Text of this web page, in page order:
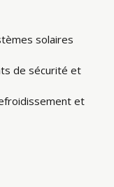
solaires
de sécurité et
et